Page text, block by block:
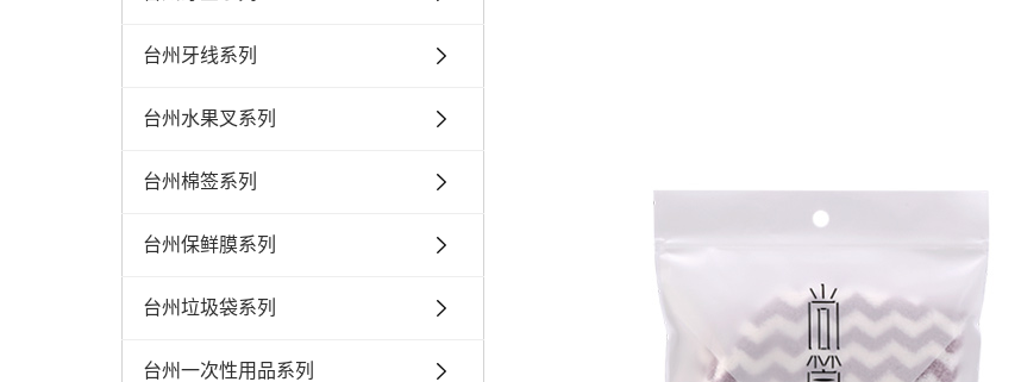
台州牙线系列
台州水果叉系列
台州棉签系列
台州保鲜膜系列
台州垃圾袋系列
台州一次性用品系列